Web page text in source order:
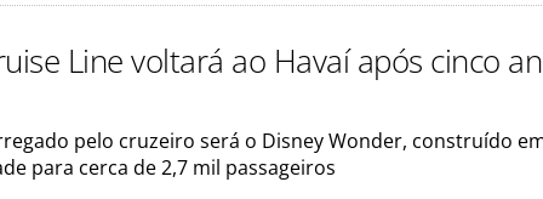
Line voltará ao Havaí após cinco
pelo cruzeiro será o Disney Wonder, construído
para cerca de 2,7 mil passageiros